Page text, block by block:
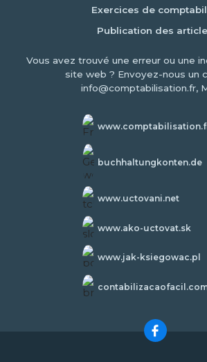
Exercices de
Publication des
Vous avez trouvé une erreur ou une
site web ? Envoyez-nous un
info@comptabilisation.fr,
buchhaltungkonten.de
www.uctovani.net
www.ako-uctovat.sk
www.jak-ksiegowac.pl